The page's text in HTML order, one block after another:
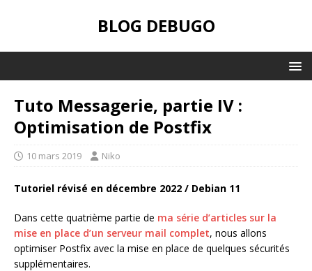
BLOG DEBUGO
Tuto Messagerie, partie IV :
Optimisation de Postfix
10 mars 2019 Niko
Tutoriel révisé en décembre 2022 / Debian 11
Dans cette quatrième partie de ma série d’articles sur la
mise en place d’un serveur mail complet, nous allons
optimiser Postfix avec la mise en place de quelques sécurités
supplémentaires.